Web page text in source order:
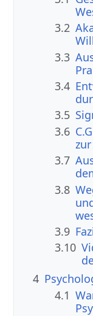
3.2
3.3
3.4
3.5
3.6
3.7
3.8
3.9
3.10
4
4.1